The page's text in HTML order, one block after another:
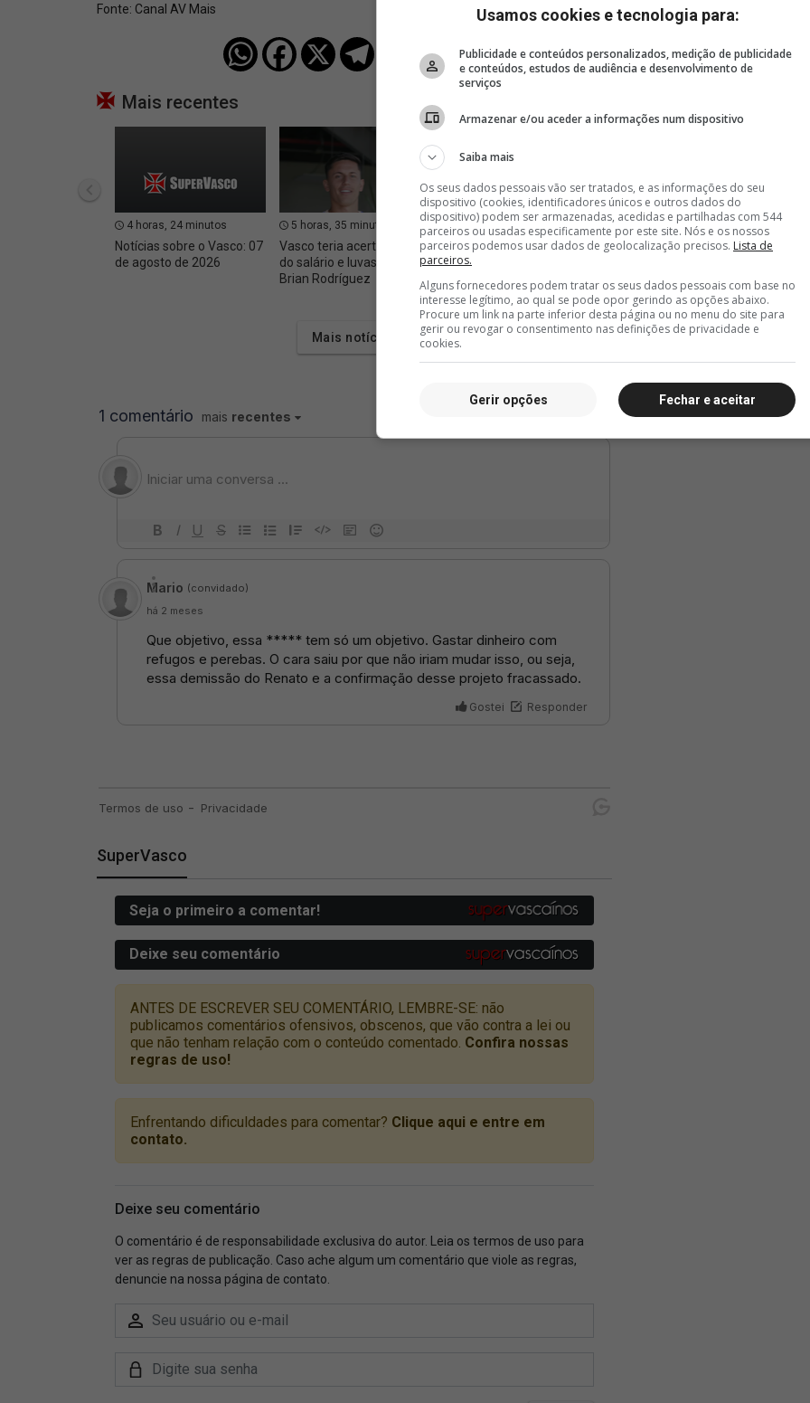
Fonte: Canal AV Mais
Mais recentes
4 horas, 24 minutos
Notícias sobre o Vasco: 07
de agosto de 2026
5 horas, 35 minutos
Vasco teria acertado valor
do salário e luvas com
Brian Rodríguez
5 horas, 37 minutos
SIte Oficial: Vasco estreia
no Carioca Sub-20 neste
sábado
5 horas, 44 minutos
Site Oficial: Vasco firma
com Isaac Bremer,
do Sub-14
Mais notícias
SuperVasco
Usamos cookies e tecnologia para:
Publicidade e conteúdos personalizados, medição de publicidade
e conteúdos, estudos de audiência e desenvolvimento de
serviços
Armazenar e/ou aceder a informações num dispositivo
Saiba mais
Os seus dados pessoais vão ser tratados, e as informações do seu
dispositivo (cookies, identificadores únicos e outros dados do
dispositivo) podem ser armazenadas, acedidas e partilhadas com 544
parceiros ou usadas especificamente por este site. Nós e os nossos
parceiros podemos usar dados de geolocalização precisos. Lista de
parceiros.
Alguns fornecedores podem tratar os seus dados pessoais com base no
interesse legítimo, ao qual se pode opor gerindo as opções abaixo.
Procure um link na parte inferior desta página ou no menu do site para
gerir ou revogar o consentimento nas definições de privacidade e
cookies.
Fechar e aceitar
Gerir opções